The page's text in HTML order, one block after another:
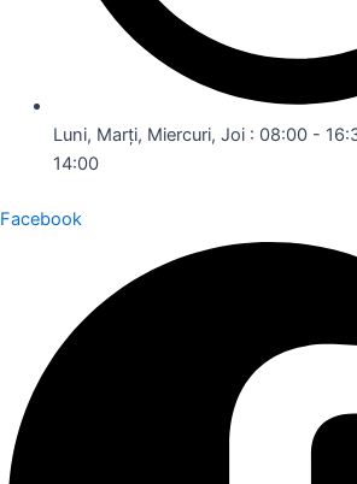
Luni, Marți, Miercuri, Joi : 08:00 -
14:00
Facebook